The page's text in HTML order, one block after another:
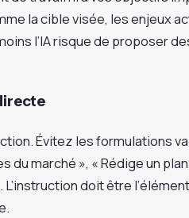
la cible visée, les enjeux
l’IA risque de proposer
Évitez les formulations
marché », « Rédige un
doit être